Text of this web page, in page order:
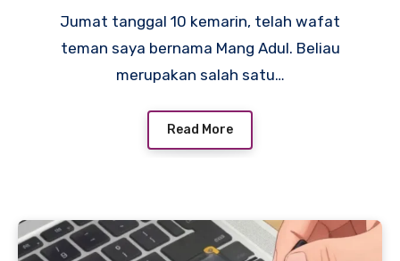
Jumat tanggal 10 kemarin, telah wafat
teman saya bernama Mang Adul. Beliau
merupakan salah satu…
Read More